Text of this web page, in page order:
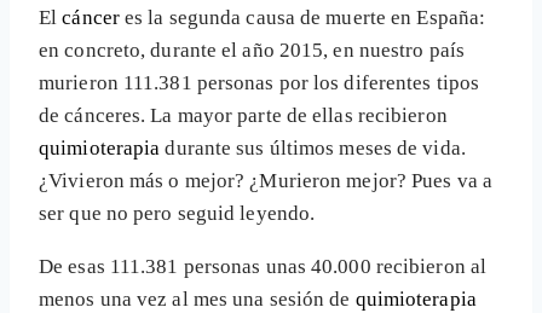
Elcánceres la segunda causa de muerte en España:
en concreto, durante el año 2015, en nuestro país
murieron 111.381 personas por los diferentes tipos
de cánceres. La mayor parte de ellas recibieron
quimioterapia durante sus últimos meses de vida.
¿Vivieron más o mejor? ¿Murieron mejor? Pues va a
ser que no pero seguid leyendo.
De esas 111.381 personas unas 40.000 recibieron al
menos una vez al mes una sesión de quimioterapia